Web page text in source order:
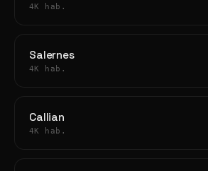
4K hab.
Salernes
4K hab.
Callian
4K hab.